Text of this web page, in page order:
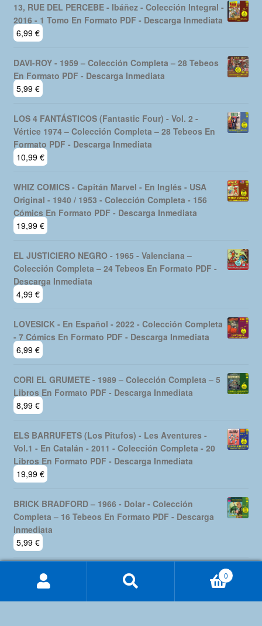
13, RUE DEL PERCEBE - Ibáñez - Colección Integral -
2016 - 1 Tomo En Formato PDF - Descarga Inmediata
6,99 €
DAVI-ROY - 1959 – Colección Completa – 28 Tebeos
En Formato PDF - Descarga Inmediata
5,99 €
LOS 4 FANTÁSTICOS (Fantastic Four) - Vol. 2 -
Vértice 1974 – Colección Completa – 28 Tebeos En
Formato PDF - Descarga Inmediata
10,99 €
WHIZ COMICS - Capitán Marvel - En Inglés - USA
Original - 1940 / 1953 - Colección Completa - 156
Cómics En Formato PDF - Descarga Inmediata
19,99 €
EL JUSTICIERO NEGRO - 1965 - Valenciana –
Colección Completa – 24 Tebeos En Formato PDF -
Descarga Inmediata
4,99 €
LOVESICK - En Español - 2022 - Colección Completa
- 7 Cómics En Formato PDF - Descarga Inmediata
6,99 €
CORI EL GRUMETE - 1989 – Colección Completa – 5
Libros En Formato PDF - Descarga Inmediata
8,99 €
ELS BARRUFETS (Los Pitufos) - Les Aventures -
Vol.1 - En Catalán - 2011 - Colección Completa - 20
Libros En Formato PDF - Descarga Inmediata
19,99 €
BRICK BRADFORD – 1966 - Dolar - Colección
Completa – 16 Tebeos En Formato PDF - Descarga
Inmediata
5,99 €
por:
0